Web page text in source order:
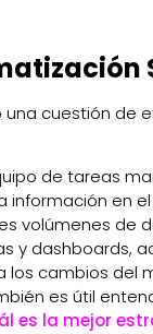
una cuestión de
de tareas
información en
volúmenes de
y dashboards,
los cambios del
es útil
es la mejor